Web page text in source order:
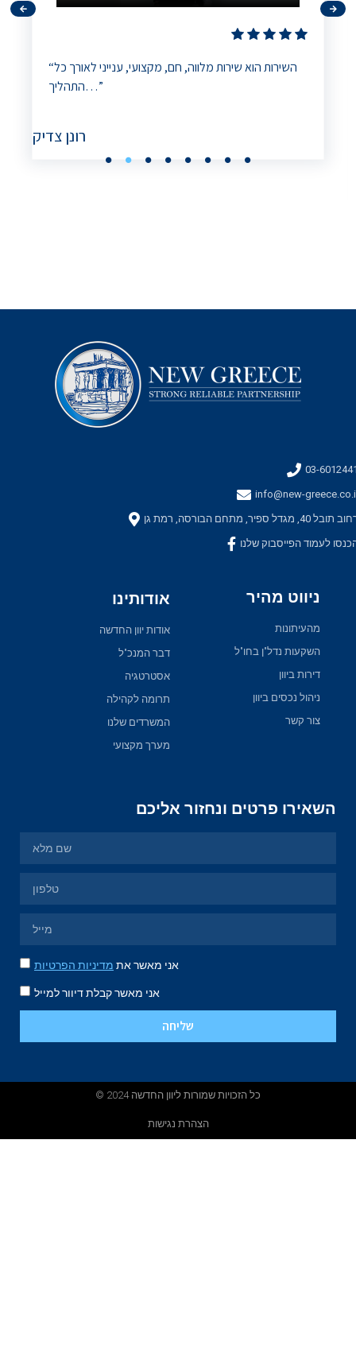
“השירות הוא שירות מלווה, חם, מקצועי, ענייני לאורך כל
התהליך…”
רונן צדיק
03-
info@new-
תובל 40, מגדל ספיר, מתחם הבורסה, רמת גן
לעמוד הפייסבוק שלנו
אודותינו
אודות יוון החדשה
דבר המנכ"ל
אסטרטגיה
תרומה לקהילה
המשרדים שלנו
מערך מקצועי
ניווט מהיר
מהעיתונות
השקעות נדל"ן בחו"ל
דירות ביוון
ניהול נכסים ביוון
צור קשר
השאירו פרטים ונחזור אליכם
אני מאשר את מדיניות הפרטיות
אני מאשר קבלת דיוור למייל
שליחה
© כל הזכויות שמורות ליוון החדשה 2024
הצהרת נגישות